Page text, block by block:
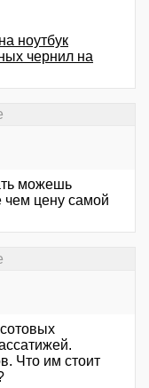
ноутбук
чернил на
можешь
чем цену самой
Что им стоит